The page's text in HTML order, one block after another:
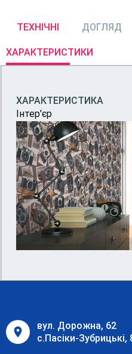
ТЕХНІЧНІ
ХАРАКТЕРИСТИКИ
ДОГЛЯД
ХАРАКТЕРИСТИКА
Інтер'єр
вул. Дорожна, 62
с.Пасіки-Зубрицькі,